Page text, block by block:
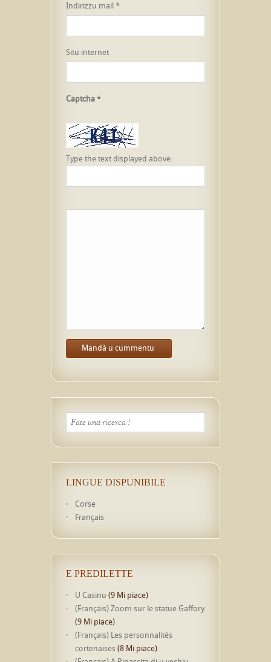
Indirizzu mail*
Situ internet
Captcha*
Type the text displayed above:
LINGUE DISPUNIBILE
Corse
Français
E PREDILETTE
U Casinu (9 Mi piace)
(Français) Zoom sur le statue Gaffory
(9 Mi piace)
(Français) Les personnalités
cortenaises (8 Mi piace)